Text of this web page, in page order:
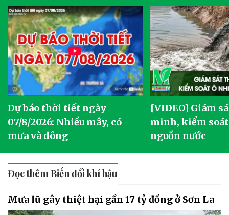
Dự báo thời tiết ngày
07/8/2026: Nhiều mây, có
mưa và dông
[VIDEO] Giám
minh, kiểm
nguồn nước
Đọc thêm Biến đổi khí hậu
Mưa lũ gây thiệt hại gần 17 tỷ đồng ở Sơn La